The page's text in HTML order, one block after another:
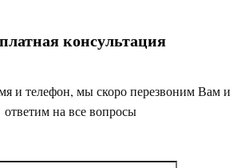
консультация
и телефон, мы скоро перезвоним Вам и
ответим на все вопросы